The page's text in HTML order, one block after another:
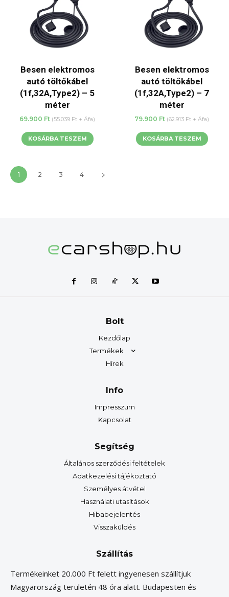
Besen elektromos
autó töltőkábel
(1f,32A,Type2) – 5
méter
69.900 Ft (55.039 Ft + Áfa)
KOSÁRBA TESZEM
Besen elektromos
autó töltőkábel
(1f,32A,Type2) – 7
méter
79.900 Ft (62.913 Ft + Áfa)
KOSÁRBA TESZEM
1 2 3 4
Bolt
Kezdőlap
Termékek
Hírek
Info
Impresszum
Kapcsolat
Segítség
Általános szerződési feltételek
Adatkezelési tájékoztató
Személyes átvétel
Használati utasítások
Hibabejelentés
Visszaküldés
Szállítás
Termékeinket 20.000 Ft felett ingyenesen szállítjuk
Magyarország területén 48 óra alatt. Budapesten és